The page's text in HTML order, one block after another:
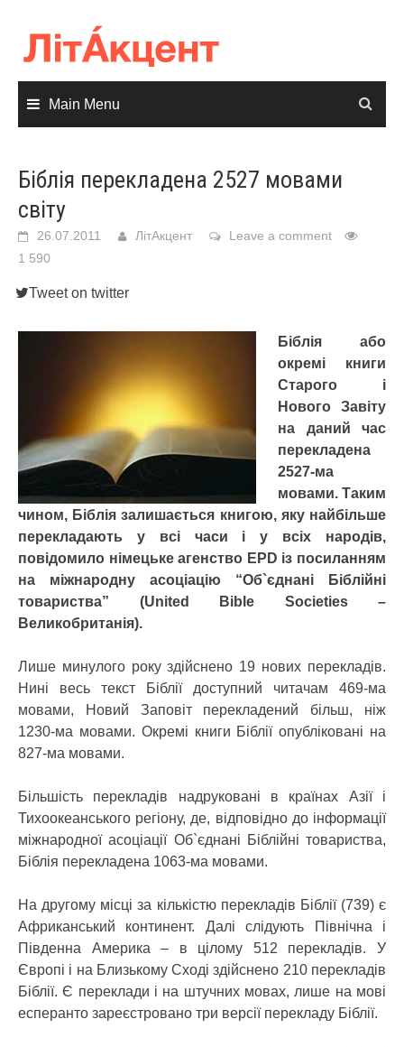
content
Main Menu
Біблія перекладена 2527 мовами
світу
26.07.2011 ЛітАкцент
Leave a comment
1 590
Tweet on twitter
Біблія або
окремі книги
Старого і
Нового Завіту
на даний час
перекладена
2527-ма
мовами. Таким
чином, Біблія залишається книгою, яку найбільше
перекладають у всі часи і у всіх народів,
повідомило німецьке агенство EPD із посиланням
на міжнародну асоціацію “Об`єднані Біблійні
товариства” (United Bible Societies –
Великобританія).
Лише минулого року здійснено 19 нових перекладів.
Нині весь текст Біблії доступний читачам 469-ма
мовами, Новий Заповіт перекладений більш, ніж
1230-ма мовами. Окремі книги Біблії опубліковані на
827-ма мовами.
Більшість перекладів надруковані в країнах Азії і
Тихоокеанського регіону, де, відповідно до інформації
міжнародної асоціації Об`єднані Біблійні товариства,
Біблія перекладена 1063-ма мовами.
На другому місці за кількістю перекладів Біблії (739) є
Африканський континент. Далі слідують Північна і
Південна Америка – в цілому 512 перекладів. У
Європі і на Близькому Сході здійснено 210 перекладів
Біблії. Є переклади і на штучних мовах, лише на мові
есперанто зареєстровано три версії перекладу Біблії.